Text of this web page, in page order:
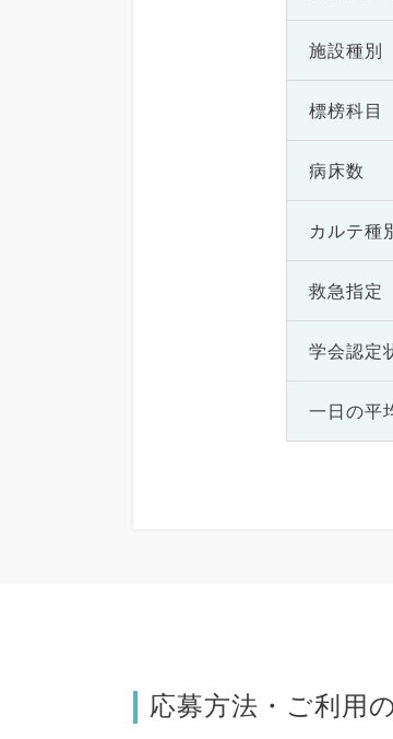
施設種別
標榜科目
病床数
カルテ種
救急指定
学会認定
一日の平
応募方法・ご利用